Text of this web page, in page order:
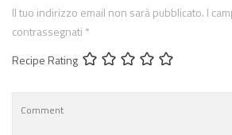
Il tuo indirizzo email non sarà pubblicato. I
contrassegnati *
Recipe Rating